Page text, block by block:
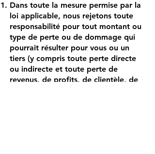
Dans toute la mesure permise par la
loi applicable, nous rejetons toute
responsabilité pour tout montant ou
type de perte ou de dommage qui
pourrait résulter pour vous ou un
tiers (y compris toute perte directe
ou indirecte et toute perte de
revenus, de profits, de clientèle, de